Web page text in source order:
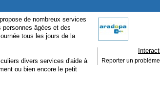
de nombreux services
âgées et des
tous les jours de la
divers services d'aide à
ou bien encore le petit
Reporter un problème